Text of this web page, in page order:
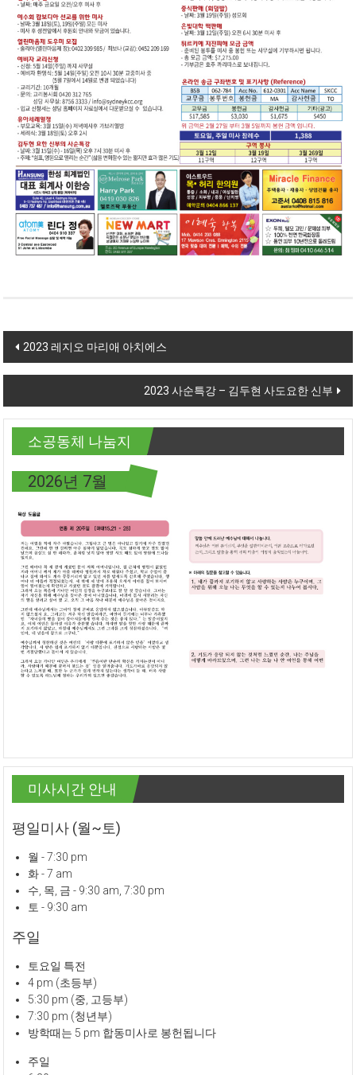
Post navigation
2023 레지오 마리애 아치에스
2023 사순특강 – 김두현 사도요한 신부
소공동체 나눔지
2026년 7월
미사시간 안내
평일미사 (월~토)
월 - 7:30 pm
화 - 7 am
수, 목, 금 - 9:30 am, 7:30 pm
토 - 9:30 am
주일
토요일 특전
4 pm (초등부)
5:30 pm (중, 고등부)
7:30 pm (청년부)
방학때는 5 pm 합동미사로 봉헌됩니다
주일